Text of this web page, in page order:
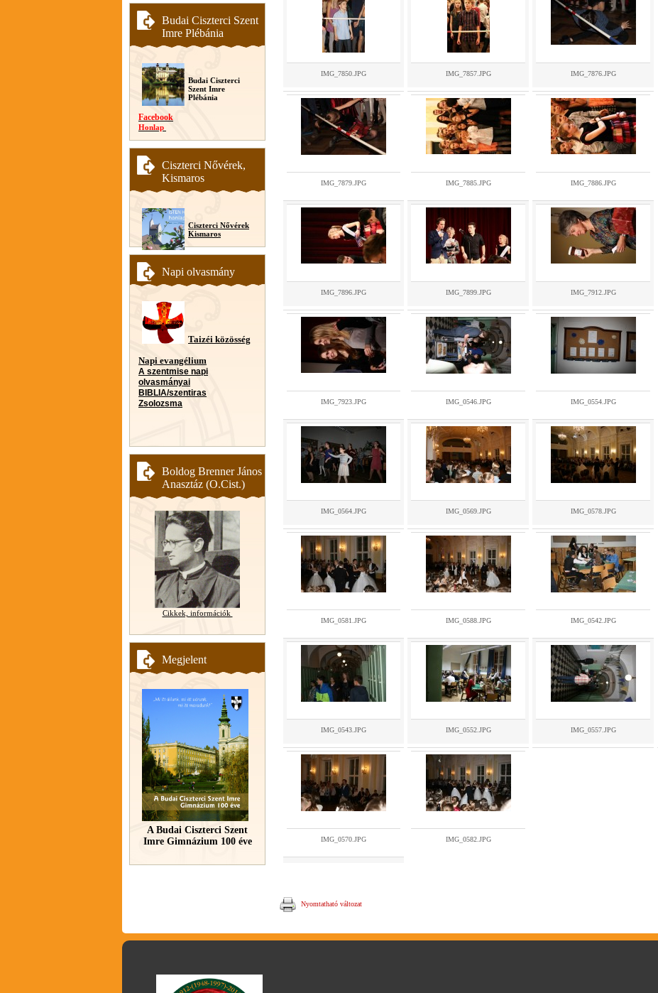
Budai Ciszterci Szent
Imre Plébánia
Budai Ciszterci
Szent Imre
Plébánia
Facebook
Honlap
Ciszterci Nővérek,
Kismaros
Ciszterci Nővérek
Kismaros
Napi olvasmány
Taizéi közösség
Napi evangélium
A szentmise napi
olvasmányai
BIBLIA/szentiras
Zsolozsma
Boldog Brenner János
Anasztáz (O.Cist.)
Cikkek, információk
Megjelent
A Budai Ciszterci Szent
Imre Gimnázium 100 éve
IMG_7850.JPG IMG_7857.JPG IMG_7876.JPG
IMG_7879.JPG IMG_7885.JPG IMG_7886.JPG
IMG_7896.JPG IMG_7899.JPG IMG_7912.JPG
IMG_7923.JPG IMG_0546.JPG IMG_0554.JPG
IMG_0564.JPG IMG_0569.JPG IMG_0578.JPG
IMG_0581.JPG IMG_0588.JPG IMG_0542.JPG
IMG_0543.JPG IMG_0552.JPG IMG_0557.JPG
IMG_0570.JPG IMG_0582.JPG
Nyomtatható változat